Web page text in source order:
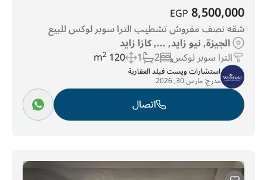
8,500,000
EGP
شقه نصف مفروش تشطيب الترا سوبر لوكس للبيع
الجيزة, نيو زايد, ..., كازا زايد
الترا سوبر لوكس 2
1
120 m
2
استشارات ويست فيلد العقارية
مدرج:مارس 30, 2026
اتصال